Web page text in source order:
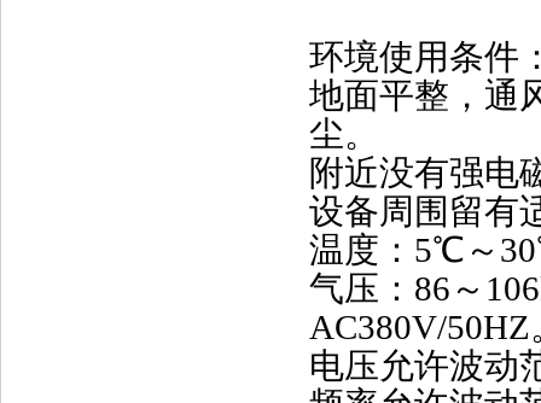
环境使用条件
地面平整，通
尘。
附近没有强电
设备周围留有
温度： 5℃～ 30
气压： 86 ～
AC380V/50HZ
电压允许波动